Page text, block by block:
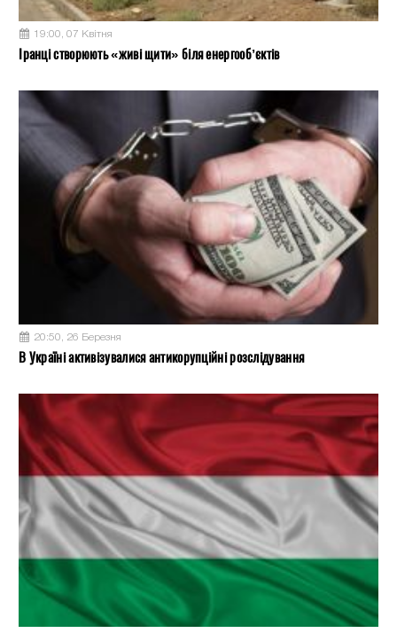
19:00, 07 Квітня
Іранці створюють «живі щити» біля енергооб’єктів
20:50, 26 Березня
В Україні активізувалися антикорупційні розслідування